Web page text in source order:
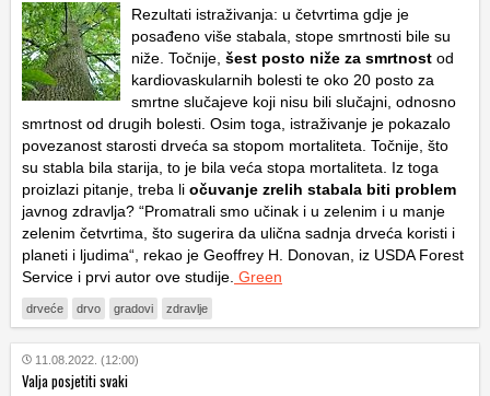
Rezultati istraživanja: u četvrtima gdje je
posađeno više stabala, stope smrtnosti bile su
niže. Točnije, šest posto niže za smrtnost od
kardiovaskularnih bolesti te oko 20 posto za
smrtne slučajeve koji nisu bili slučajni, odnosno
smrtnost od drugih bolesti. Osim toga, istraživanje je pokazalo
povezanost starosti drveća sa stopom mortaliteta. Točnije, što
su stabla bila starija, to je bila veća stopa mortaliteta. Iz toga
proizlazi pitanje, treba li očuvanje zrelih stabala biti problem
javnog zdravlja? “Promatrali smo učinak i u zelenim i u manje
zelenim četvrtima, što sugerira da ulična sadnja drveća koristi i
planeti i ljudima“, rekao je Geoffrey H. Donovan, iz USDA Forest
Service i prvi autor ove studije. Green
drveće drvo gradovi zdravlje
11.08.2022. (12:00)
Valja posjetiti svaki